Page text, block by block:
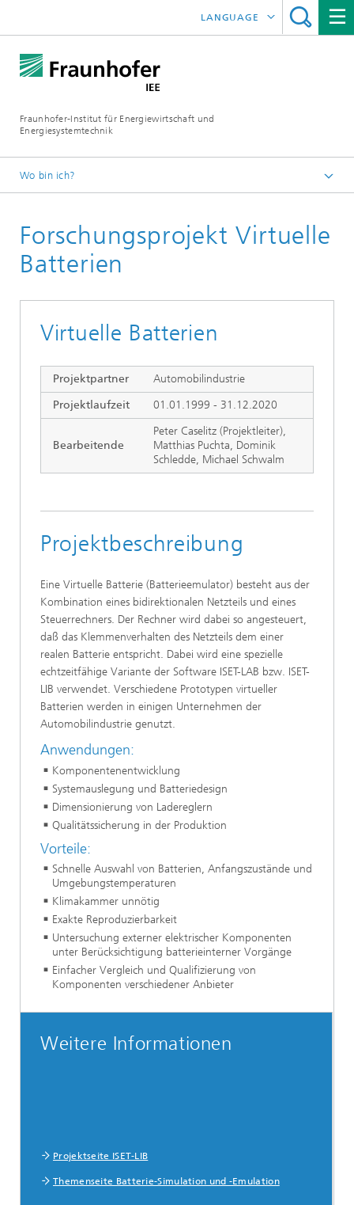
Fraunhofer-Institut für Energiewirtschaft und
Energiesystemtechnik
LANGUAGE
Wo bin ich?
Projekte
Projektsuche
Forschungsprojekt Virtuelle
Batterien
Virtuelle Batterien
Projektpartner
Automobilindustrie
Projektlaufzeit
01.01.1999 - 31.12.2020
Bearbeitende
Peter Caselitz (Projektleiter),
Matthias Puchta, Dominik
Schledde, Michael Schwalm
Projektbeschreibung
Eine Virtuelle Batterie (Batterieemulator) besteht aus der
Kombination eines bidirektionalen Netzteils und eines
Steuerrechners. Der Rechner wird dabei so angesteuert,
daß das Klemmenverhalten des Netzteils dem einer
realen Batterie entspricht. Dabei wird eine spezielle
echtzeitfähige Variante der Software ISET-LAB bzw. ISET-
LIB verwendet. Verschiedene Prototypen virtueller
Batterien werden in einigen Unternehmen der
Automobilindustrie genutzt.
Anwendungen:
Komponentenentwicklung
Systemauslegung und Batteriedesign
Dimensionierung von Ladereglern
Qualitätssicherung in der Produktion
Vorteile:
Schnelle Auswahl von Batterien, Anfangszustände und
Umgebungstemperaturen
Klimakammer unnötig
Exakte Reproduzierbarkeit
Untersuchung externer elektrischer Komponenten
unter Berücksichtigung batterieinterner Vorgänge
Einfacher Vergleich und Qualifizierung von
Komponenten verschiedener Anbieter
Weitere Informationen
Projektseite ISET-LIB
Themenseite Batterie-Simulation und -Emulation